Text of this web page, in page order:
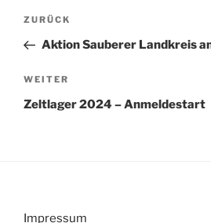
Beitragsnavigation
Vorheriger
Beitrag
ZURÜCK
Aktion Sauberer Landkreis
Nächster
Beitrag
WEITER
Zeltlager 2024 – Anmeldestart
Impressum